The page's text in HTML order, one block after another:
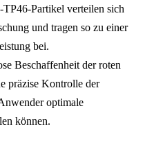
Partikel verteilen sich
und tragen so zu einer
bei.
Beschaffenheit der roten
präzise Kontrolle der
optimale
können.